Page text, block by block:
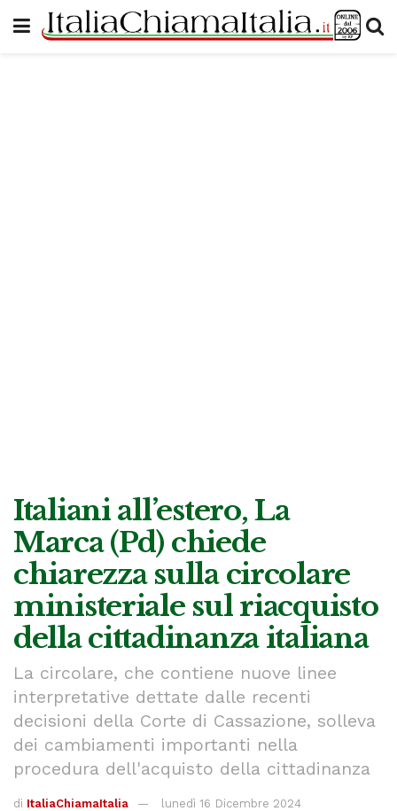
Italiani all’estero, La
Marca (Pd) chiede
chiarezza sulla circolare
ministeriale sul riacquisto
della cittadinanza italiana
La circolare, che contiene nuove linee
interpretative dettate dalle recenti
decisioni della Corte di Cassazione, solleva
dei cambiamenti importanti nella
procedura dell'acquisto della cittadinanza
di ItaliaChiamaItalia
lunedì 16 Dicembre 2024